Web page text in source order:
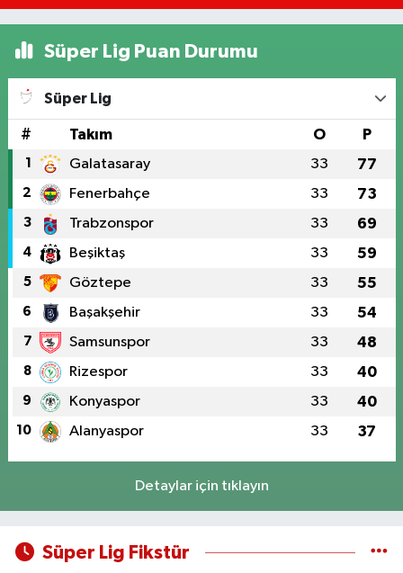
Süper Lig Puan Durumu
Süper Lig
# Takım O P
1 Galatasaray 33 77
2 Fenerbahçe 33 73
3 Trabzonspor 33 69
4 Beşiktaş 33 59
5 Göztepe 33 55
6 Başakşehir 33 54
7 Samsunspor 33 48
8 Rizespor 33 40
9 Konyaspor 33 40
10 Alanyaspor 33 37
Detaylar için tıklayın
Süper Lig Fikstür